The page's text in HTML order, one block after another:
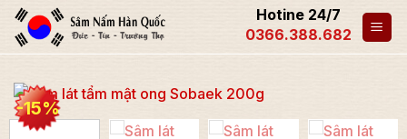
Hotine 24/7
0366.388.682
-15%